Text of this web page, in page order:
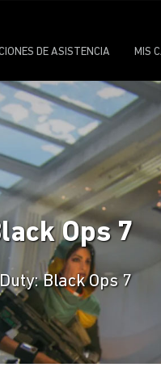
DE ASISTENCIA MIS
Ops 7
Black Ops 7